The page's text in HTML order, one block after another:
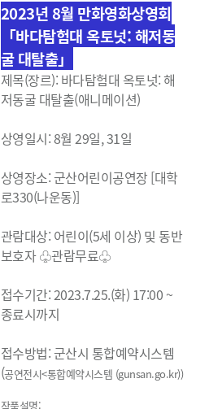
2023년 8월 만화영화상영회
「바다탐험대 옥토넛: 해저동
굴 대탈출」
제목(장르): 바다탐험대 옥토넛: 해
저동굴 대탈출(애니메이션)
상영일시: 8월 29일, 31일
상영장소: 군산어린이공연장 [대학
로330(나운동)]
관람대상: 어린이(5세 이상) 및 동반
보호자 ♧관람무료♧
접수기간: 2023.7.25.(화) 17:00 ~
종료시까지
접수방법: 군산시 통합예약시스템
(공연전시<통합예약시스템 (gunsan.go.kr))
작품설명: